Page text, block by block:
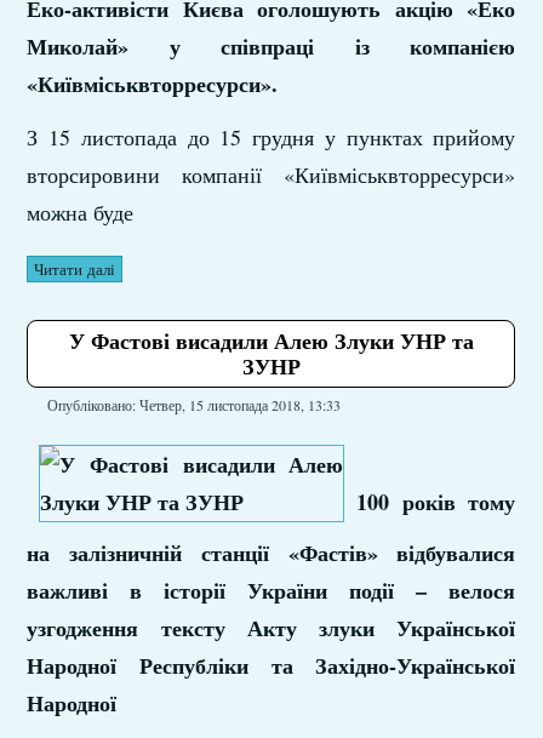
Еко-активісти Києва оголошують акцію «Еко
Миколай» у співпраці із компанією
«Київміськвторресурси».
З 15 листопада до 15 грудня у пунктах прийому
вторсировини компанії «Київміськвторресурси»
можна буде
Читати далі
У Фастові висадили Алею Злуки УНР та
ЗУНР
Опубліковано: Четвер, 15 листопада 2018, 13:33
100 років тому
на залізничній станції «Фастів» відбувалися
важливі в історії України події – велося
узгодження тексту Акту злуки Української
Народної Республіки та Західно-Української
Народної